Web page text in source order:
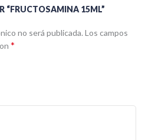
“FRUCTOSAMINA 15ML”
no será publicada. Los campos
*